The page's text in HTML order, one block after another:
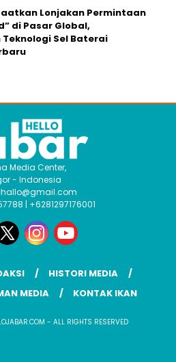
Lonjakan Permintaan
di Pasar Global,
Sel Baterai
Media Center,
- Indonesia
| +6281297176001
HISTORI MEDIA
MEDIA KONTAK IKAN
- ALL RIGHTS RESERVED